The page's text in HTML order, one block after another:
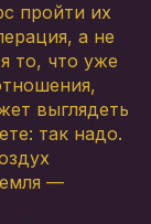
пройти их
а не
то, что уже
выглядеть
так надо.
—